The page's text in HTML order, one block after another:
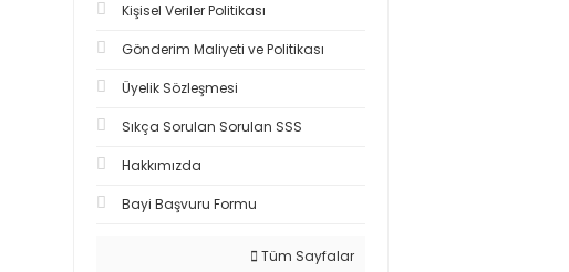
Kişisel Veriler Politikası
Gönderim Maliyeti ve Politikası
Üyelik Sözleşmesi
Sıkça Sorulan Sorulan SSS
Hakkımızda
Bayi Başvuru Formu
Tüm Sayfalar